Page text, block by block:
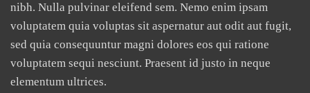
nibh. Nulla pulvinar eleifend sem. Nemo enim ipsam
voluptatem quia voluptas sit aspernatur aut odit aut fugit,
sed quia consequuntur magni dolores eos qui ratione
voluptatem sequi nesciunt. Praesent id justo in neque
elementum ultrices.